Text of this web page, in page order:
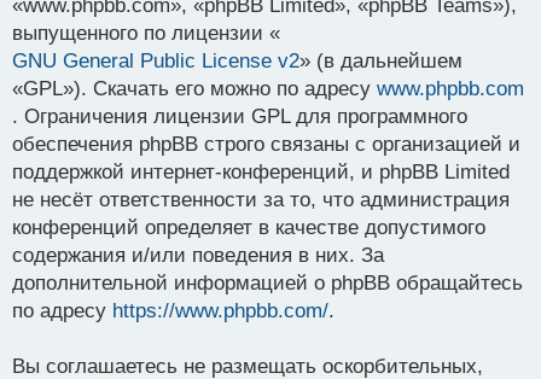
«www.phpbb.com», «phpBB Limited», «phpBB Teams»),
выпущенного по лицензии «
GNU General Public License v2» (в дальнейшем
«GPL»). Скачать его можно по адресу www.phpbb.com
. Ограничения лицензии GPL для программного
обеспечения phpBB строго связаны с организацией и
поддержкой интернет-конференций, и phpBB Limited
не несёт ответственности за то, что администрация
конференций определяет в качестве допустимого
содержания и/или поведения в них. За
дополнительной информацией о phpBB обращайтесь
по адресу https://www.phpbb.com/.
Вы соглашаетесь не размещать оскорбительных,